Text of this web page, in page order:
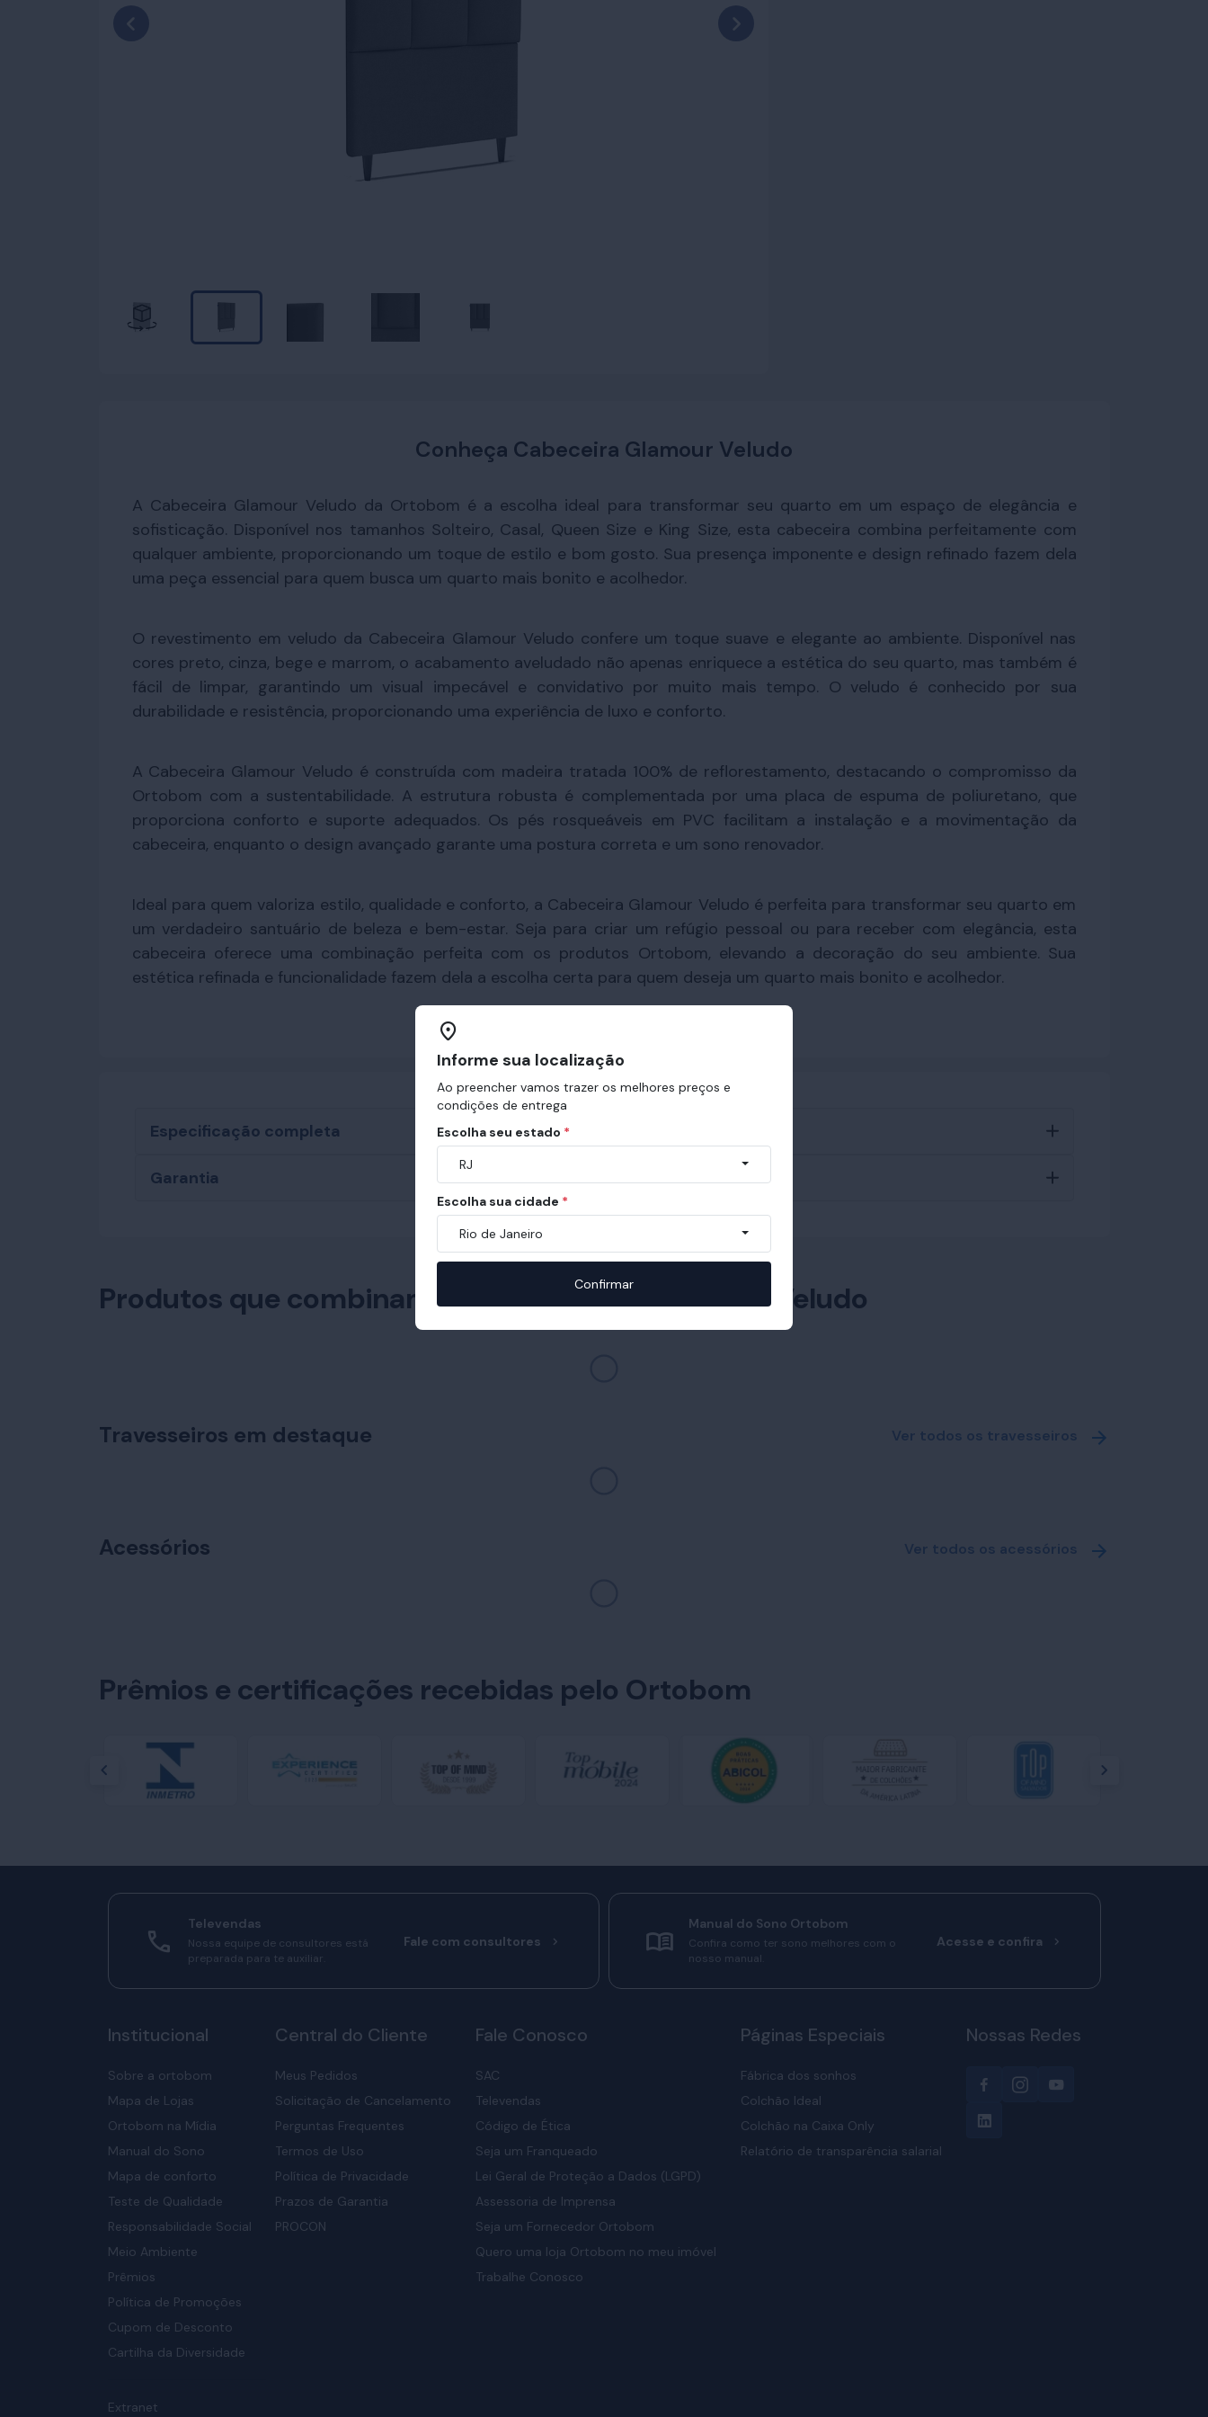
Conheça Cabeceira Glamour Veludo
A Cabeceira Glamour Veludo da Ortobom é a escolha ideal para transformar seu quarto em um espaço de elegância e
sofisticação. Disponível nos tamanhos Solteiro, Casal, Queen Size e King Size, esta cabeceira combina perfeitamente com
qualquer ambiente, proporcionando um toque de estilo e bom gosto. Sua presença imponente e design refinado fazem dela
uma peça essencial para quem busca um quarto mais bonito e acolhedor.
O revestimento em veludo da Cabeceira Glamour Veludo confere um toque suave e elegante ao ambiente. Disponível nas
cores preto, cinza, bege e marrom, o acabamento aveludado não apenas enriquece a estética do seu quarto, mas também é
fácil de limpar, garantindo um visual impecável e convidativo por muito mais tempo. O veludo é conhecido por sua
durabilidade e resistência, proporcionando uma experiência de luxo e conforto.
A Cabeceira Glamour Veludo é construída com madeira tratada 100% de reflorestamento, destacando o compromisso da
Ortobom com a sustentabilidade. A estrutura robusta é complementada por uma placa de espuma de poliuretano, que
proporciona conforto e suporte adequados. Os pés rosqueáveis em PVC facilitam a instalação e a movimentação da
cabeceira, enquanto o design avançado garante uma postura correta e um sono renovador.
Ideal para quem valoriza estilo, qualidade e conforto, a Cabeceira Glamour Veludo é perfeita para transformar seu quarto em
um verdadeiro santuário de beleza e bem-estar. Seja para criar um refúgio pessoal ou para receber com elegância, esta
cabeceira oferece uma combinação perfeita com os produtos Ortobom, elevando a decoração do seu ambiente. Sua
estética refinada e funcionalidade fazem dela a escolha certa para quem deseja um quarto mais bonito e acolhedor.
Especificação completa
Garantia
Produtos que combinam com Cabeceira Glamour Veludo
Travesseiros em destaque Ver todos os travesseiros
Acessórios Ver todos os acessórios
Prêmios e certificações recebidas pelo Ortobom
Televendas
Nossa equipe de consultores está
preparada para te auxiliar.
Fale com consultores
Manual do Sono Ortobom
Confira como ter sono melhores com o
nosso manual.
Acesse e confira
Institucional
Sobre a ortobom
Mapa de Lojas
Ortobom na Mídia
Manual do Sono
Mapa de conforto
Teste de Qualidade
Responsabilidade Social
Meio Ambiente
Prêmios
Política de Promoções
Cupom de Desconto
Cartilha da Diversidade
Extranet
Central do Cliente
Meus Pedidos
Solicitação de Cancelamento
Perguntas Frequentes
Termos de Uso
Política de Privacidade
Prazos de Garantia
PROCON
Fale Conosco
SAC
Televendas
Código de Ética
Seja um Franqueado
Lei Geral de Proteção a Dados (LGPD)
Assessoria de Imprensa
Seja um Fornecedor Ortobom
Quero uma loja Ortobom no meu imóvel
Trabalhe Conosco
Páginas Especiais
Fábrica dos sonhos
Colchão Ideal
Colchão na Caixa Only
Relatório de transparência salarial
Nossas Redes
Informe sua localização
Ao preencher vamos trazer os melhores preços e
condições de entrega
Escolha seu estado *
RJ
Escolha sua cidade *
Rio de Janeiro
Confirmar